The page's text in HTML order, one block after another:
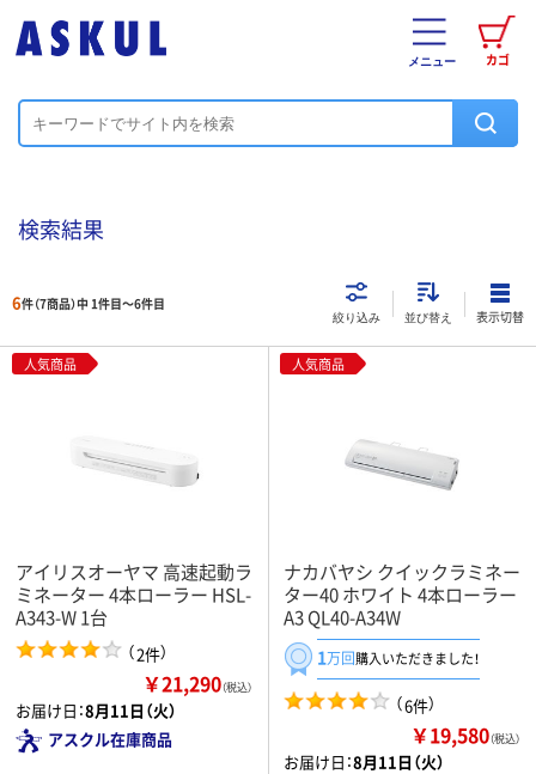
カゴ
メニュー
検索結果
6件（7商品）中 1件目～6件目
絞り込み 並び替え 表示切替
人気商品
アイリスオーヤマ 高速起動ラ
ミネーター 4本ローラー HSL-
A343-W 1台
（2件）
￥21,290（税込）
お届け日：8月11日（火）
アスクル在庫商品
人気商品
ナカバヤシ クイックラミネー
ター40 ホワイト 4本ローラー
A3 QL40-A34W
1万回購入いただきました！
（6件）
￥19,580（税込）
お届け日：8月11日（火）